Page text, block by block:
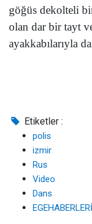
göğüs dekolteli
olan dar bir tayt
ayakkabılarıyla
Etiketler :
polis
izmir
Rus
Video
Dans
EGEHABERLERİ